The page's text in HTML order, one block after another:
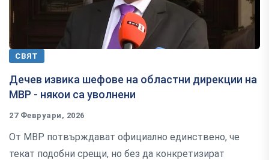
СВЯТ
Дечев извика шефове на областни дирекции на
МВР - някои са уволнени
27 Февруари, 2026
От МВР потвърждават официално единствено, че
текат подобни срещи, но без да конкретизират